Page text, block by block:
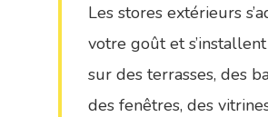
Les stores extérieurs
votre goût et
sur des terrasses, des
des fenêtres, des